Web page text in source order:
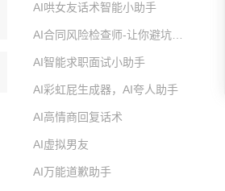
AI哄女友话术智能小助手
AI智能求职面试小助手
AI彩虹屁生成器，AI夸人助手
AI高情商回复话术
AI虚拟男友
AI万能道歉助手